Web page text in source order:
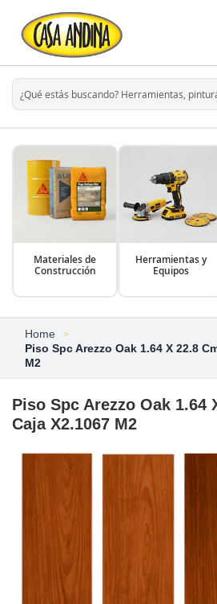
Materiales de
Construcción
Herramientas y
Equipos
Home
Piso Spc Arezzo Oak 1.64 X 22.8
M2
Piso Spc Arezzo Oak 1.64
Caja X2.1067 M2